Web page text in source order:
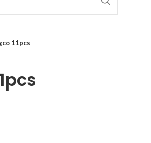
11pcs